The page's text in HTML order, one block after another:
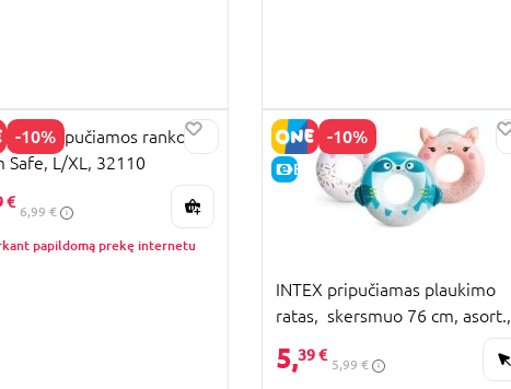
-10%pripučiamos rankovės
Safe, L/XL, 32110
€
6,99 €
papildomą prekę internetu
-10%
E-KAINA
INTEX pripučiamas plaukimo
ratas, skersmuo 76 cm, asort.,
5,39 €
5,99 €